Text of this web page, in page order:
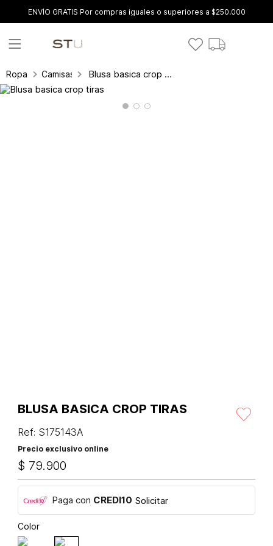
ENVÍO GRATIS Por compras iguales o superiores a $250.000
Ropa Camisas y blusas Blusa basica crop tiras
BLUSA BASICA CROP TIRAS
Ref: S175143A
Precio exclusivo online
$ 79.900
Paga con CREDI10 Solicitar
Color